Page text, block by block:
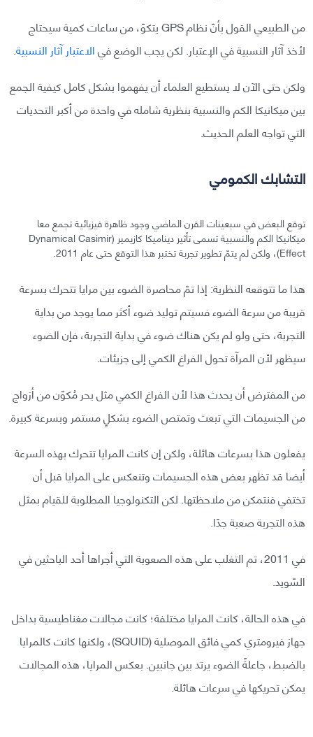
من الطبيعي القول بأنّ نظام GPS يتكوّ، من ساعات كمية سيحتاج
لأخذ آثار النسبية في الإعتبار. لكن يجب الوضع فيالاعتبار آثار النسبية.
ولكن حتى الآن لا يستطيع العلماء أن يفهموا بشكل كامل كيفية الجمع
بين ميكانيكا الكم والنسبية بنظرية شامله في واحدة من أكبر التحديات
التي تواجه العلم الحديث.
التشابك الكمومي
توقع البعض في سبعينات القرن الماضي وجود ظاهرة فيزيائية تجمع معا
ميكانيكا الكم والنسبية تسمى تأثير ديناميكا كازيمير (Dynamical Casimir
Effect)، ولكن لم يتمّ تطوير تجربة تختبر هذا التوقع حتى عام 2011.
هذا ما تتوقعه النظرية: إذا تمّ محاصرة الضوء بين مرايا تتحرك بسرعة
قريبة من سرعة الضوء فسيتم توليد ضوء أكثر مما يوجد من بداية
التجربة، حتى ولو لم يكن هناك ضوء في بداية التجربة، فإن الضوء
سيظهر لأن المرآة تحول الفراغ الكمي إلى جزيئات.
من المفترض أن يحدث هذا لأن الفراغ الكمي مثل بحر مُكوّن من أزواج
من الجسيمات التي تبعث وتمتص الضوء بشكلٍ مستمر وبسرعة كبيرة.
يفعلون هذا بسرعات هائلة، ولكن إن كانت المرايا تتحرك بهذه السرعة
أيضا قد تظهر بعض هذه الجسيمات وتنعكس على المرايا قبل أن
تختفي فنتمكن من ملاحظتها. لكن التكنولوجيا المطلوبة للقيام بمثل
هذه التجربة صعبة جدًا.
في 2011، تم التغلب على هذه الصعوبة التي أجراها أحد الباحثين في
السّويد.
في هذه الحالة، كانت المرايا مختلفة؛ كانت مجالات مغناطيسية بداخل
جهاز فيرومتري كمي فائق الموصلية (SQUID)، ولكنها كانت كالمرايا
بالضبط، جاعلةً الضوء يرتد بين جانبين. بعكس المرايا، هذه المجالات
يمكن تحريكها في سرعات هائلة.